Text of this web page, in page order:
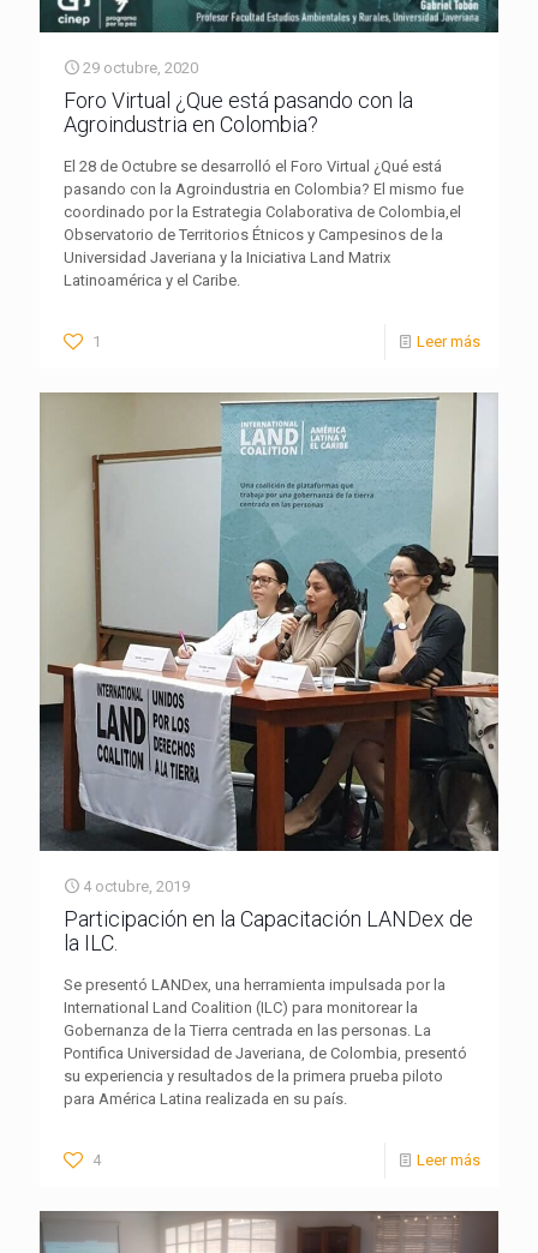
29 octubre, 2020
Foro Virtual ¿Que está pasando con la
Agroindustria en Colombia?
El 28 de Octubre se desarrolló el Foro Virtual ¿Qué está
pasando con la Agroindustria en Colombia? El mismo fue
coordinado por la Estrategia Colaborativa de Colombia,el
Observatorio de Territorios Étnicos y Campesinos de la
Universidad Javeriana y la Iniciativa Land Matrix
Latinoamérica y el Caribe.
1 Leer más
4 octubre, 2019
Participación en la Capacitación LANDex de
la ILC.
Se presentó LANDex, una herramienta impulsada por la
International Land Coalition (ILC) para monitorear la
Gobernanza de la Tierra centrada en las personas. La
Pontifica Universidad de Javeriana, de Colombia, presentó
su experiencia y resultados de la primera prueba piloto
para América Latina realizada en su país.
4 Leer más